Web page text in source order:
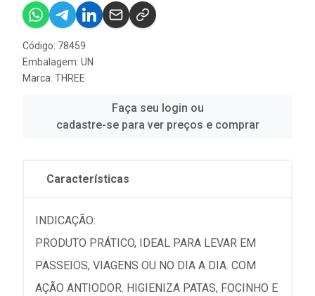
Código: 78459
Embalagem: UN
Marca: THREE
Faça seu login ou
cadastre-se para ver preços e comprar
Características
INDICAÇÃO:
PRODUTO PRÁTICO, IDEAL PARA LEVAR EM
PASSEIOS, VIAGENS OU NO DIA A DIA. COM
AÇÃO ANTIODOR. HIGIENIZA PATAS, FOCINHO E